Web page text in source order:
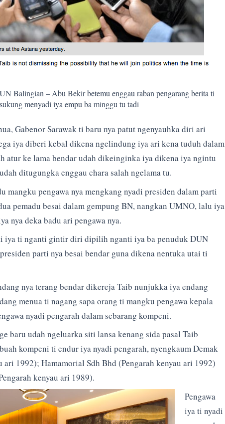
Balingian – Abu Bekir betemu enggau raban pengarang berita ti
menyadi iya empu ba minggu tu tadi
Gabenor Sarawak ti baru nya patut ngenyauhka diri ari
iya diberi kebal dikena ngelindung iya ari kena tuduh dalam
atur ke lama bendar udah dikeinginka iya dikena iya ngintu
ditugungka enggau chara salah ngelama tu.
mangku pengawa nya mengkang nyadi presiden dalam parti
pemadu besai dalam gempung BN, nangkan UMNO, lalu iya
nya deka badu ari pengawa nya.
iya ti nganti gintir diri dipilih nganti iya ba penuduk DUN
parti nya besai bendar guna dikena nentuka utai ti
nya terang bendar dikereja Taib nunjukka iya endang
menua ti nagang sapa orang ti mangku pengawa kepala
nyadi pengarah dalam sebarang kompeni.
baru udah ngeluarka siti lansa kenang sida pasal Taib
kompeni ti endur iya nyadi pengarah, nyengkaum Demak
ari 1992); Hamamorial Sdh Bhd (Pengarah kenyau ari 1992)
kenyau ari 1989).
Pengawa
iya ti nyadi